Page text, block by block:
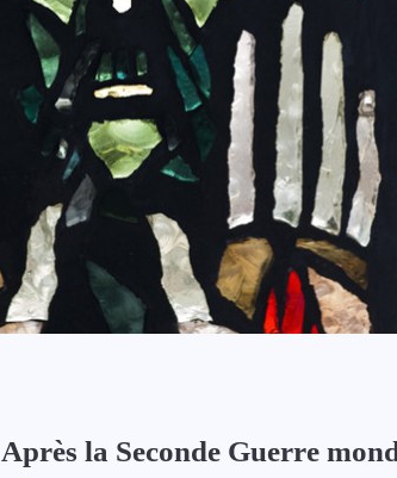
Après la Seconde Guerre